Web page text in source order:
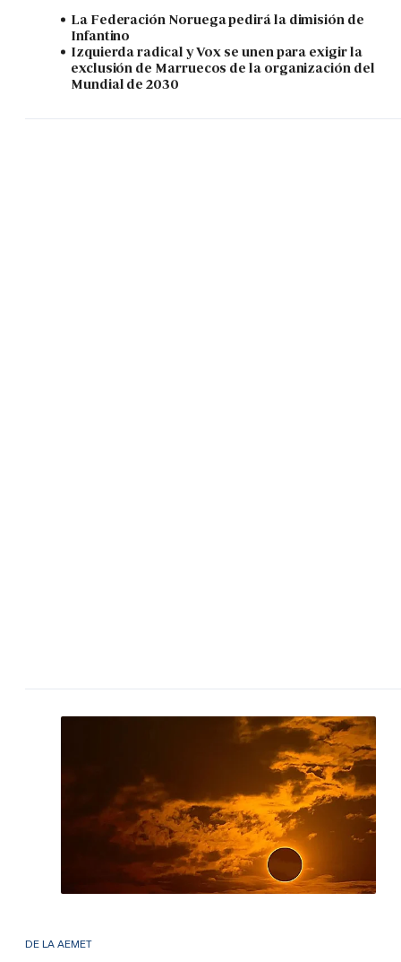
La Federación Noruega pedirá la dimisión de
Infantino
Izquierda radical y Vox se unen para exigir la
exclusión de Marruecos de la organización del
Mundial de 2030
DE LA AEMET